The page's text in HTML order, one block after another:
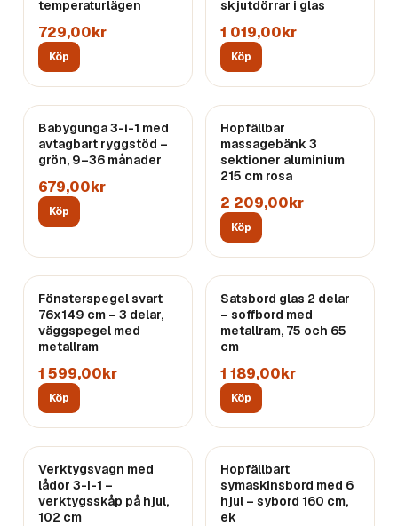
temperaturlägen
729,00kr
Köp
skjutdörrar i glas
1 019,00kr
Köp
Babygunga 3-i-1 med
avtagbart ryggstöd –
grön, 9–36 månader
679,00kr
Köp
Hopfällbar
massagebänk 3
sektioner aluminium
215 cm rosa
2 209,00kr
Köp
Fönsterspegel svart
76x149 cm – 3 delar,
väggspegel med
metallram
1 599,00kr
Köp
Satsbord glas 2 delar
– soffbord med
metallram, 75 och 65
cm
1 189,00kr
Köp
Verktygsvagn med
lådor 3-i-1 –
verktygsskåp på hjul,
102 cm
Hopfällbart
symaskinsbord med 6
hjul – sybord 160 cm,
ek